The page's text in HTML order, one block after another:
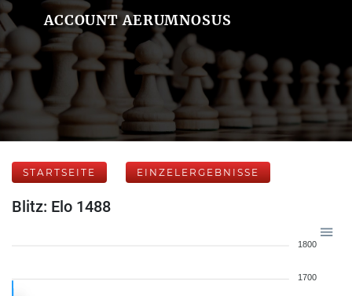
ACCOUNT AERUMNOSUS
STARTSEITE EINZELERGEBNISSE
Blitz: Elo 1488
1800
1700